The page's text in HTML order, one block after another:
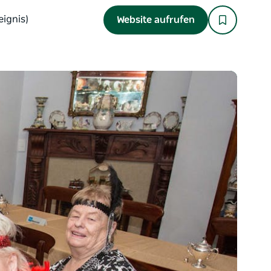
Website aufrufen